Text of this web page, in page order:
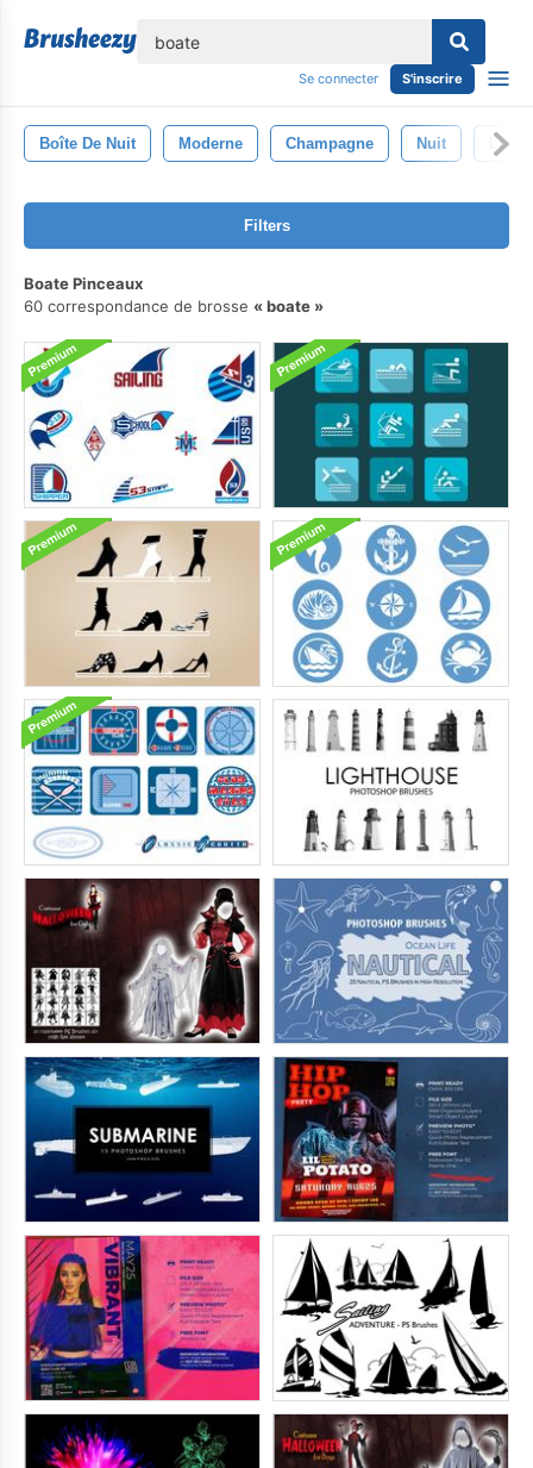
Se connecter S'inscrire
Boîte De Nuit Moderne Champagne Nuit Luxe
Filters
Boate Pinceaux
60 correspondance de brosse
boate